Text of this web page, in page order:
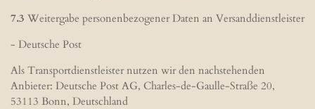
7.3 Weitergabe personenbezogener Daten an Versanddienstleister
- Deutsche Post
Als Transportdienstleister nutzen wir den nachstehenden
Anbieter: Deutsche Post AG, Charles-de-Gaulle-Straße 20,
53113 Bonn, Deutschland